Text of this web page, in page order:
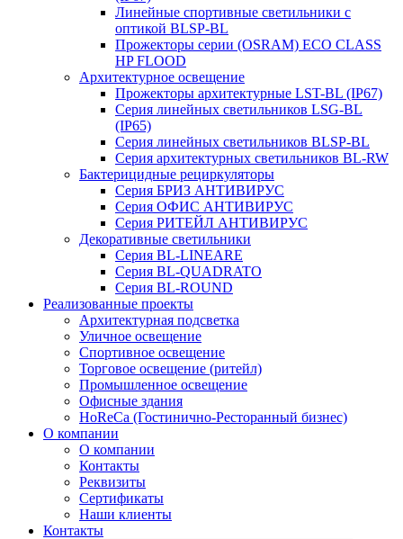
Линейные спортивные светильники с
оптикой BLSP-BL
Прожекторы серии (OSRAM) ECO CLASS
HP FLOOD
Архитектурное освещение
Прожекторы архитектурные LST-BL (IP67)
Серия линейных светильников LSG-BL
(IP65)
Серия линейных светильников BLSP-BL
Серия архитектурных светильников BL-RW
Бактерицидные рециркуляторы
Серия БРИЗ АНТИВИРУС
Серия ОФИС АНТИВИРУС
Серия РИТЕЙЛ АНТИВИРУС
Декоративные светильники
Серия BL-LINEARE
Серия BL-QUADRATO
Серия BL-ROUND
Реализованные проекты
Архитектурная подсветка
Уличное освещение
Спортивное освещение
Торговое освещение (ритейл)
Промышленное освещение
Офисные здания
HoReCa (Гостинично-Ресторанный бизнес)
О компании
О компании
Контакты
Реквизиты
Сертификаты
Наши клиенты
Контакты